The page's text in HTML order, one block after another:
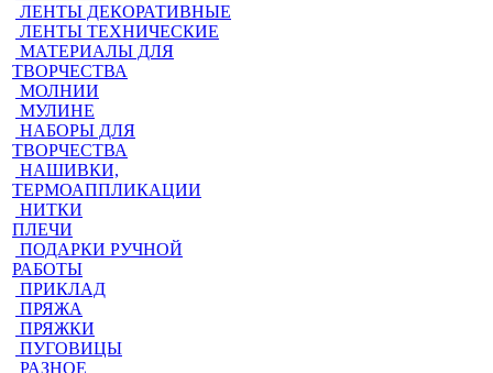
ЛЕНТЫ ДЕКОРАТИВНЫЕ
ЛЕНТЫ ТЕХНИЧЕСКИЕ
МАТЕРИАЛЫ ДЛЯ
ТВОРЧЕСТВА
МОЛНИИ
МУЛИНЕ
НАБОРЫ ДЛЯ
ТВОРЧЕСТВА
НАШИВКИ,
ТЕРМОАППЛИКАЦИИ
НИТКИ
ПЛЕЧИ
ПОДАРКИ РУЧНОЙ
РАБОТЫ
ПРИКЛАД
ПРЯЖА
ПРЯЖКИ
ПУГОВИЦЫ
РАЗНОЕ